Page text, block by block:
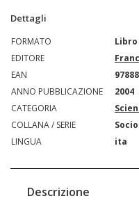
Dettagli
FORMATO
Libro
EDITORE
EAN
ANNO PUBBLICAZIONE
2004
CATEGORIA
COLLANA / SERIE
LINGUA
ita
Descrizione